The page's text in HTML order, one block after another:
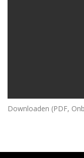
Downloaden (PDF,